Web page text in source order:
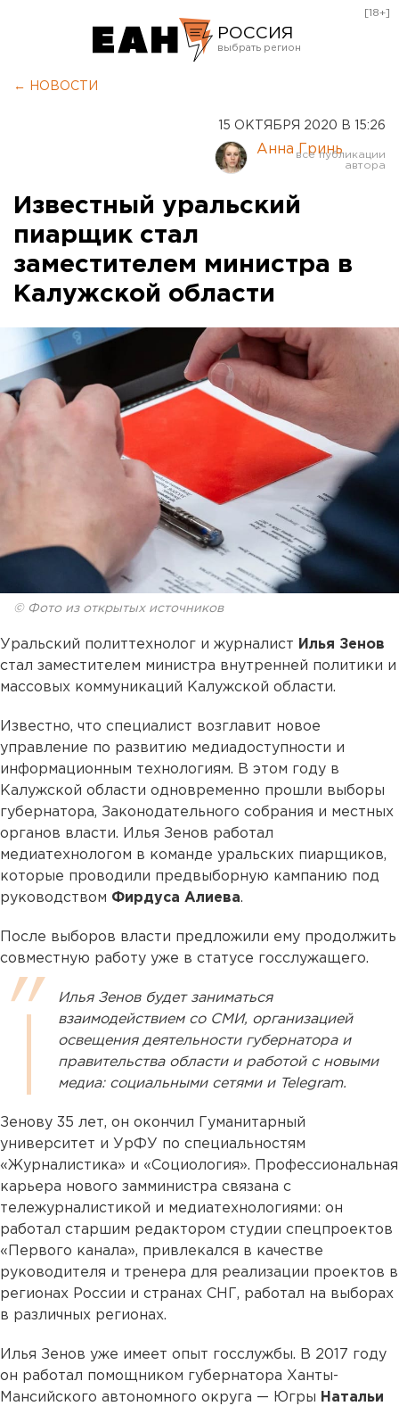
РОССИЯ
Курган
Оренбург
[18+]
← НОВОСТИ
15 ОКТЯБРЯ 2020 В 15:26
Анна Гринь
Известный уральский
пиарщик стал
заместителем министра в
Калужской области
© Фото из открытых источников
Уральский политтехнолог и журналист Илья Зенов
стал заместителем министра внутренней политики и
массовых коммуникаций Калужской области.
Известно, что специалист возглавит новое
управление по развитию медиадоступности и
информационным технологиям. В этом году в
Калужской области одновременно прошли выборы
губернатора, Законодательного собрания и местных
органов власти. Илья Зенов работал
медиатехнологом в команде уральских пиарщиков,
которые проводили предвыборную кампанию под
руководством Фирдуса Алиева.
После выборов власти предложили ему продолжить
совместную работу уже в статусе госслужащего.
Илья Зенов будет заниматься
взаимодействием со СМИ, организацией
освещения деятельности губернатора и
правительства области и работой с новыми
медиа: социальными сетями и Telegram.
Зенову 35 лет, он окончил Гуманитарный
университет и УрФУ по специальностям
«Журналистика» и «Социология». Профессиональная
карьера нового замминистра связана с
тележурналистикой и медиатехнологиями: он
работал старшим редактором студии спецпроектов
«Первого канала», привлекался в качестве
руководителя и тренера для реализации проектов в
регионах России и странах СНГ, работал на выборах
в различных регионах.
Илья Зенов уже имеет опыт госслужбы. В 2017 году
он работал помощником губернатора Ханты-
Мансийского автономного округа — Югры Натальи